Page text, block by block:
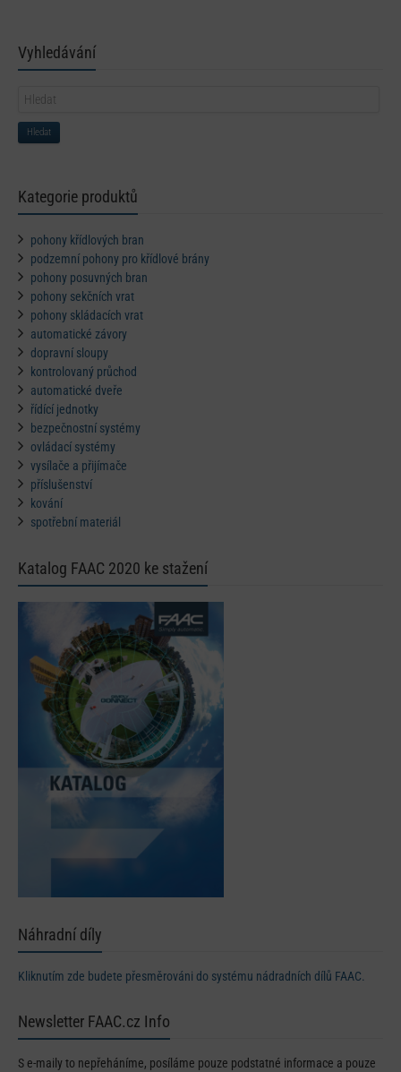
Vyhledávání
Hledat
Kategorie produktů
pohony křídlových bran
podzemní pohony pro křídlové brány
pohony posuvných bran
pohony sekčních vrat
pohony skládacích vrat
automatické závory
dopravní sloupy
kontrolovaný průchod
automatické dveře
řídící jednotky
bezpečnostní systémy
ovládací systémy
vysílače a přijímače
příslušenství
kování
spotřební materiál
Katalog FAAC 2020 ke stažení
Náhradní díly
Kliknutím zde budete přesměrováni do systému nádradních dílů FAAC.
Newsletter FAAC.cz Info
S e-maily to nepřeháníme, posíláme pouze podstatné informace a pouze